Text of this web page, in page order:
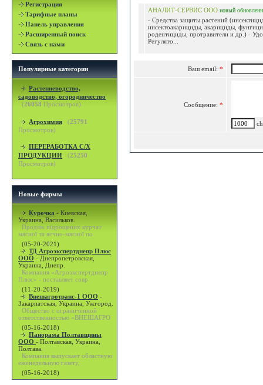
Регистрация
Тарифные планы
Панель управления
Расширенный поиск
Связь с нами
Популярные категории
Растениеводство,
садоводство, огородничество
(26058 Просмотров)
Агрохимия (25791
Просмотров)
ПЕРЕРАБОТКА С/Х
ПРОДУКЦИИ
(25250
Просмотров)
Новые фирмы
Курочка - Киевская,
Украина, Васильков.
Продаж підрощених курчат
мясної та яєчно-мясної по
(05-20-2021)
ТД Агроэкспертднепр Плюс
ООО - Днепропетровская,
Украина, Днепр.
Компания «Агроэкспертднепр
Плюс» - поставляет совр
(11-20-2019)
Внешагротранс-1 ООО -
Закарпатская, Украина, Ужгород.
Общество с ограниченной
ответственностью «ВНЕШАГРО
(05-16-2018)
Панорама Полтавщины
ООО - Полтавская, Украина,
Полтава.
Компания выпускает областную
еженедельную газету,
(05-16-2018)
АНАЛИТ-СЕРВИС ООО новый
- Средства защиты растений
инсектоакарициды, акарициды,
родентициды, протравители и др.) -
Регулято...
Ваш email: *
Сообщение: *